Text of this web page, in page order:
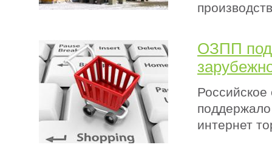
ОЗПП
интернет